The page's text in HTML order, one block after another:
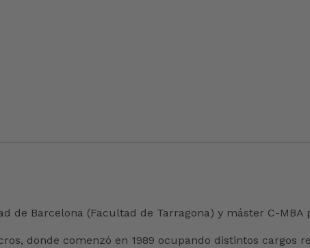
de Barcelona (Facultad de Tarragona) y máster C-MBA
donde comenzó en 1989 ocupando distintos cargos